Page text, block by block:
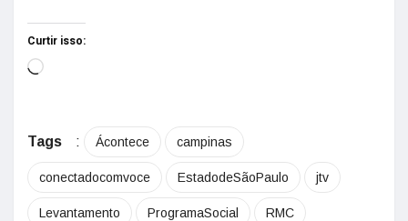
Curtir isso:
Tags : Ácontece campinas
conectadocomvoce EstadodeSãoPaulo jtv
Levantamento ProgramaSocial RMC